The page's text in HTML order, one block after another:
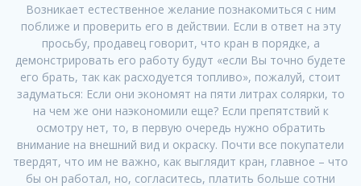
Возникает естественное желание познакомиться с ним
поближе и проверить его в действии. Если в ответ на эту
просьбу, продавец говорит, что кран в порядке, а
демонстрировать его работу будут «если Вы точно будете
его брать, так как расходуется топливо», пожалуй, стоит
задуматься: Если они экономят на пяти литрах солярки, то
на чем же они наэкономили еще? Если препятствий к
осмотру нет, то, в первую очередь нужно обратить
внимание на внешний вид и окраску. Почти все покупатели
твердят, что им не важно, как выглядит кран, главное – что
бы он работал, но, согласитесь, платить больше сотни